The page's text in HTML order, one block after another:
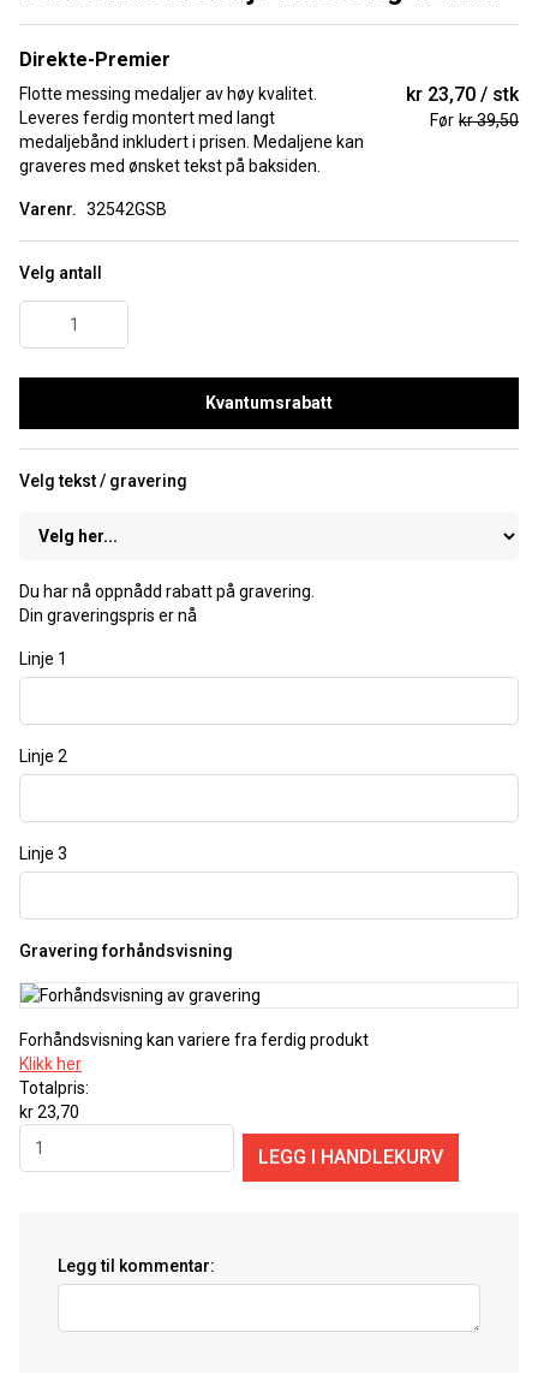
Direkte-Premier
Flotte messing medaljer av høy kvalitet.
Leveres ferdig montert med langt
medaljebånd inkludert i prisen. Medaljene kan
graveres med ønsket tekst på baksiden.
Varenr. 32542GSB
kr 23,70 stk
Før kr 39,50
Velg antall
Kvantumsrabatt
Velg tekst / gravering
Du har nå oppnådd rabatt på gravering.
Din graveringspris er nå
Linje 1
Linje 2
Linje 3
Gravering forhåndsvisning
Forhåndsvisning kan variere fra ferdig produkt
Klikk her
Totalpris:
kr 23,70
Legg til kommentar: